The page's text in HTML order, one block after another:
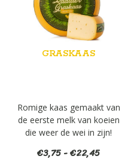
GRASKAAS
Romige kaas gemaakt van
de eerste melk van koeien
die weer de wei in zijn!
€3,75-€22,45Prijsklasse: